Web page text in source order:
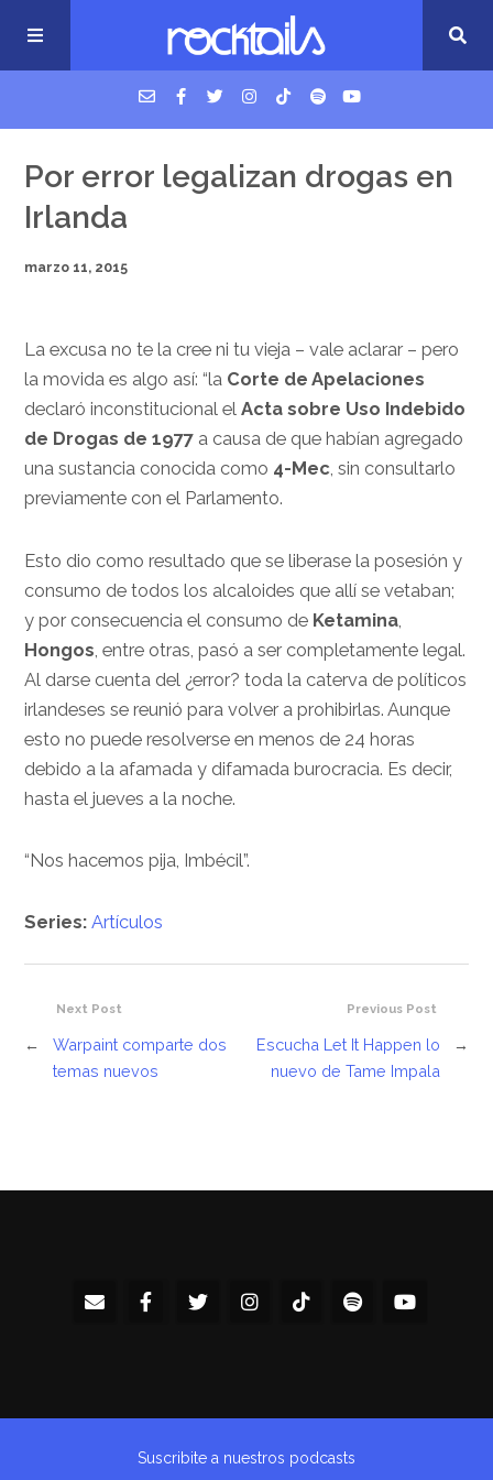
USM Podcast
Cigarrillos en la cama
Por error legalizan drogas en
Irlanda
marzo 11, 2015
La excusa no te la cree ni tu vieja – vale aclarar – pero
la movida es algo así: “la Corte de Apelaciones
declaró inconstitucional elActa sobre Uso Indebido
de Drogas de 1977 a causa de que habían agregado
una sustancia conocida como 4-Mec, sin consultarlo
previamente con el Parlamento.
Esto dio como resultado que se liberase la posesión y
consumo de todos los alcaloides que allí se vetaban;
y por consecuencia el consumo de Ketamina
Hongos , entre otras, pasó a ser completamente legal.
Al darse cuenta del ¿error? toda la caterva de políticos
irlandeses se reunió para volver a prohibirlas. Aunque
esto no puede resolverse en menos de 24 horas
debido a la afamada y difamada burocracia. Es decir,
hasta el jueves a la noche.
“Nos hacemos pija, Imbécil”.
Series:Artículos
Previous Post
Escucha Let It Happen lo
nuevo de Tame Impala
→
Next Post
←
Warpaint comparte dos
temas nuevos
Suscribite a nuestros podcasts